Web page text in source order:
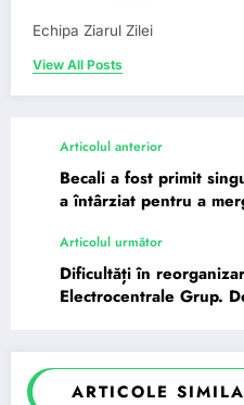
Echipa Ziarul Zilei
View All Posts
Articolul anterior
Becali a fost primit
a întârziat pentru a
Articolul următor
Dificultăți în
Electrocentrale Grup.
ARTICOLE